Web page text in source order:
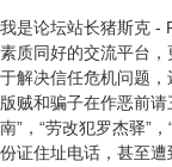
我是论坛站长猪斯克 -
素质同好的交流平台
于解决信任危机问题
版贼和骗子在作恶前
南”，“劳改犯罗杰驿”
份证住址电话，甚至遭